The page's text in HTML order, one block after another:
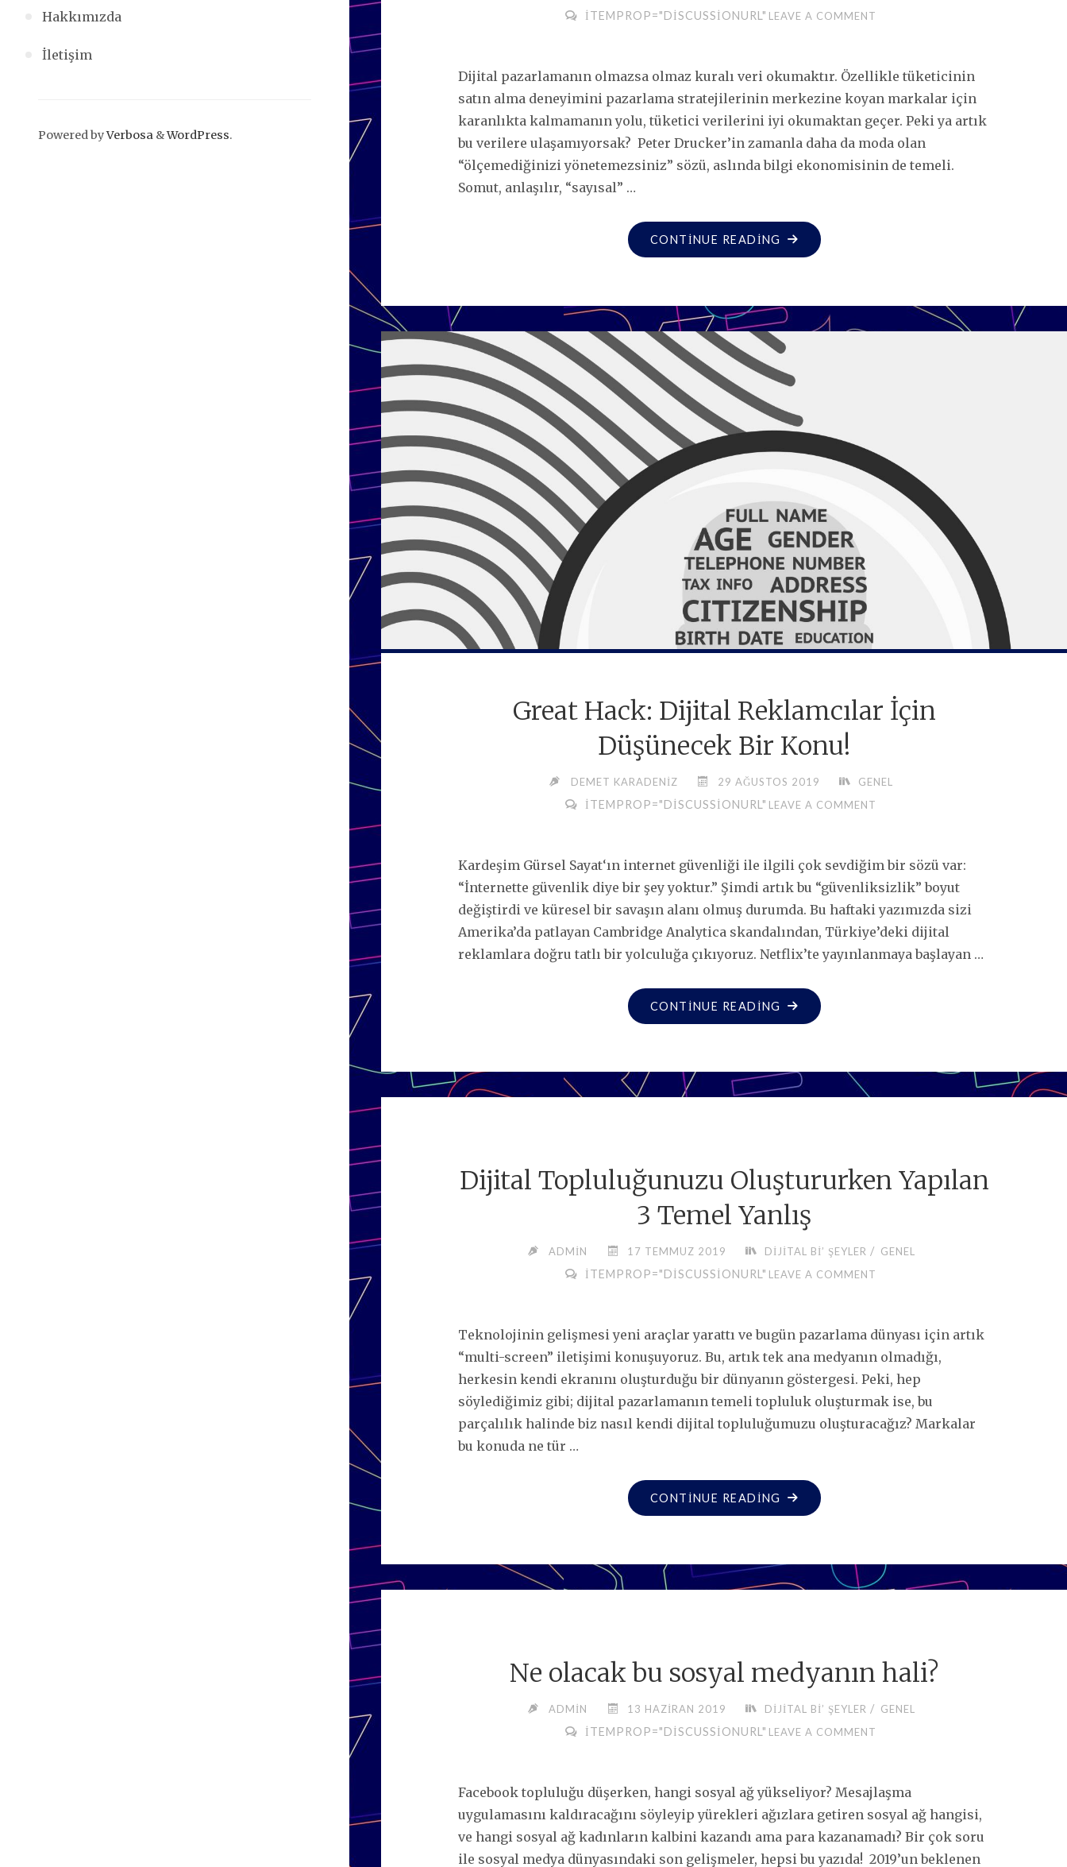
Hakkımızda
İletişim
Powered byVerbosa &WordPress.
ITEMPROP="DISCUSSIONURL" LEAVE A COMMENT
Dijital pazarlamanın olmazsa olmaz kuralı veri okumaktır. Özellikle tüketicinin
satın alma deneyimini pazarlama stratejilerinin merkezine koyan markalar için
karanlıkta kalmamanın yolu, tüketici verilerini iyi okumaktan geçer. Peki ya artık
bu verilere ulaşamıyorsak? Peter Drucker’in zamanla daha da moda olan
“ölçemediğinizi yönetemezsiniz” sözü, aslında bilgi ekonomisinin de temeli.
Somut, anlaşılır, “sayısal” …
CONTINUE READING
"“DARK
SOCIAL”IN
ÖLÇEMEDIĞINIZI
YÖNETEMEZSINIZ"
Great Hack: Dijital Reklamcılar İçin
Düşünecek Bir Konu!
DEMET KARADENIZ 29 AĞUSTOS 2019 GENEL
ITEMPROP="DISCUSSIONURL" LEAVE A COMMENT
Kardeşim Gürsel Sayat‘ın internet güvenliği ile ilgili çok sevdiğim bir sözü var:
“İnternette güvenlik diye bir şey yoktur.” Şimdi artık bu “güvenliksizlik” boyut
değiştirdi ve küresel bir savaşın alanı olmuş durumda. Bu haftaki yazımızda sizi
Amerika’da patlayan Cambridge Analytica skandalından, Türkiye’deki dijital
reklamlara doğru tatlı bir yolculuğa çıkıyoruz. Netflix’te yayınlanmaya başlayan …
CONTINUE READING
"GREAT
HACK:
REKLAMCILAR
İÇIN
Dijital Topluluğunuzu Oluştururken Yapılan
3 Temel Yanlış
ADMIN 17 TEMMUZ 2019 DIJITAL BI’ ŞEYLER / GENEL
ITEMPROP="DISCUSSIONURL" LEAVE A COMMENT
Teknolojinin gelişmesi yeni araçlar yarattı ve bugün pazarlama dünyası için artık
“multi-screen” iletişimi konuşuyoruz. Bu, artık tek ana medyanın olmadığı,
herkesin kendi ekranını oluşturduğu bir dünyanın göstergesi. Peki, hep
söylediğimiz gibi; dijital pazarlamanın temeli topluluk oluşturmak ise, bu
parçalılık halinde biz nasıl kendi dijital topluluğumuzu oluşturacağız? Markalar
bu konuda ne tür …
CONTINUE READING
"DIJITAL
TOPLULUĞUNUZU
YAPILAN
3
Ne olacak bu sosyal medyanın hali?
ADMIN 13 HAZIRAN 2019 DIJITAL BI’ ŞEYLER / GENEL
ITEMPROP="DISCUSSIONURL" LEAVE A COMMENT
Facebook topluluğu düşerken, hangi sosyal ağ yükseliyor? Mesajlaşma
uygulamasını kaldıracağını söyleyip yürekleri ağızlara getiren sosyal ağ hangisi,
ve hangi sosyal ağ kadınların kalbini kazandı ama para kazanamadı? Bir çok soru
ile sosyal medya dünyasındaki son gelişmeler, hepsi bu yazıda! 2019’un beklenen